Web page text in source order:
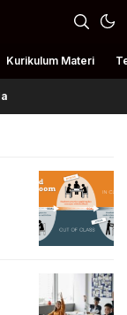
Kurikulum Materi